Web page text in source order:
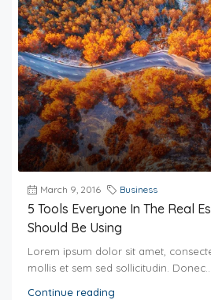
March 9, 2016 Business
5 Tools Everyone In The Real
Should Be Using
Lorem ipsum dolor sit amet,
mollis et sem sed sollicitudin. Donec...
Continue reading